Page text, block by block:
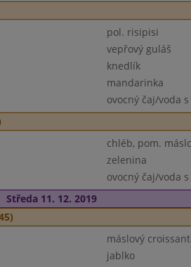
pol. risipisi
vepřový guláš
knedlík
mandarinka
ovocný čaj/voda
chléb, pom.
zelenina
ovocný čaj/voda
Středa 11. 12. 2019
máslový croissant
jablko